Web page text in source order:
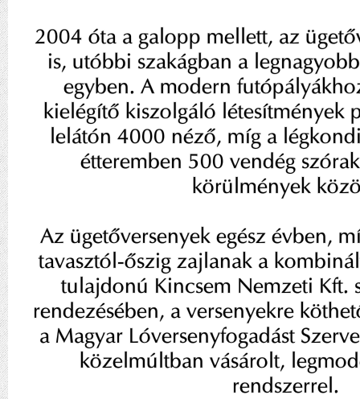
2004 óta a galopp mellett, az
is, utóbbi szakágban a
egyben. A modern
kielégítő kiszolgáló létesítmények
lelátón 4000 néző, míg a
étteremben 500 vendég
körülmények
Az ügetőversenyek egész évben,
tavasztól-őszig zajlanak a
tulajdonú Kincsem Nemzeti Kft.
rendezésében, a versenyekre
a Magyar Lóversenyfogadást
közelmúltban vásárolt,
rendszerrel.